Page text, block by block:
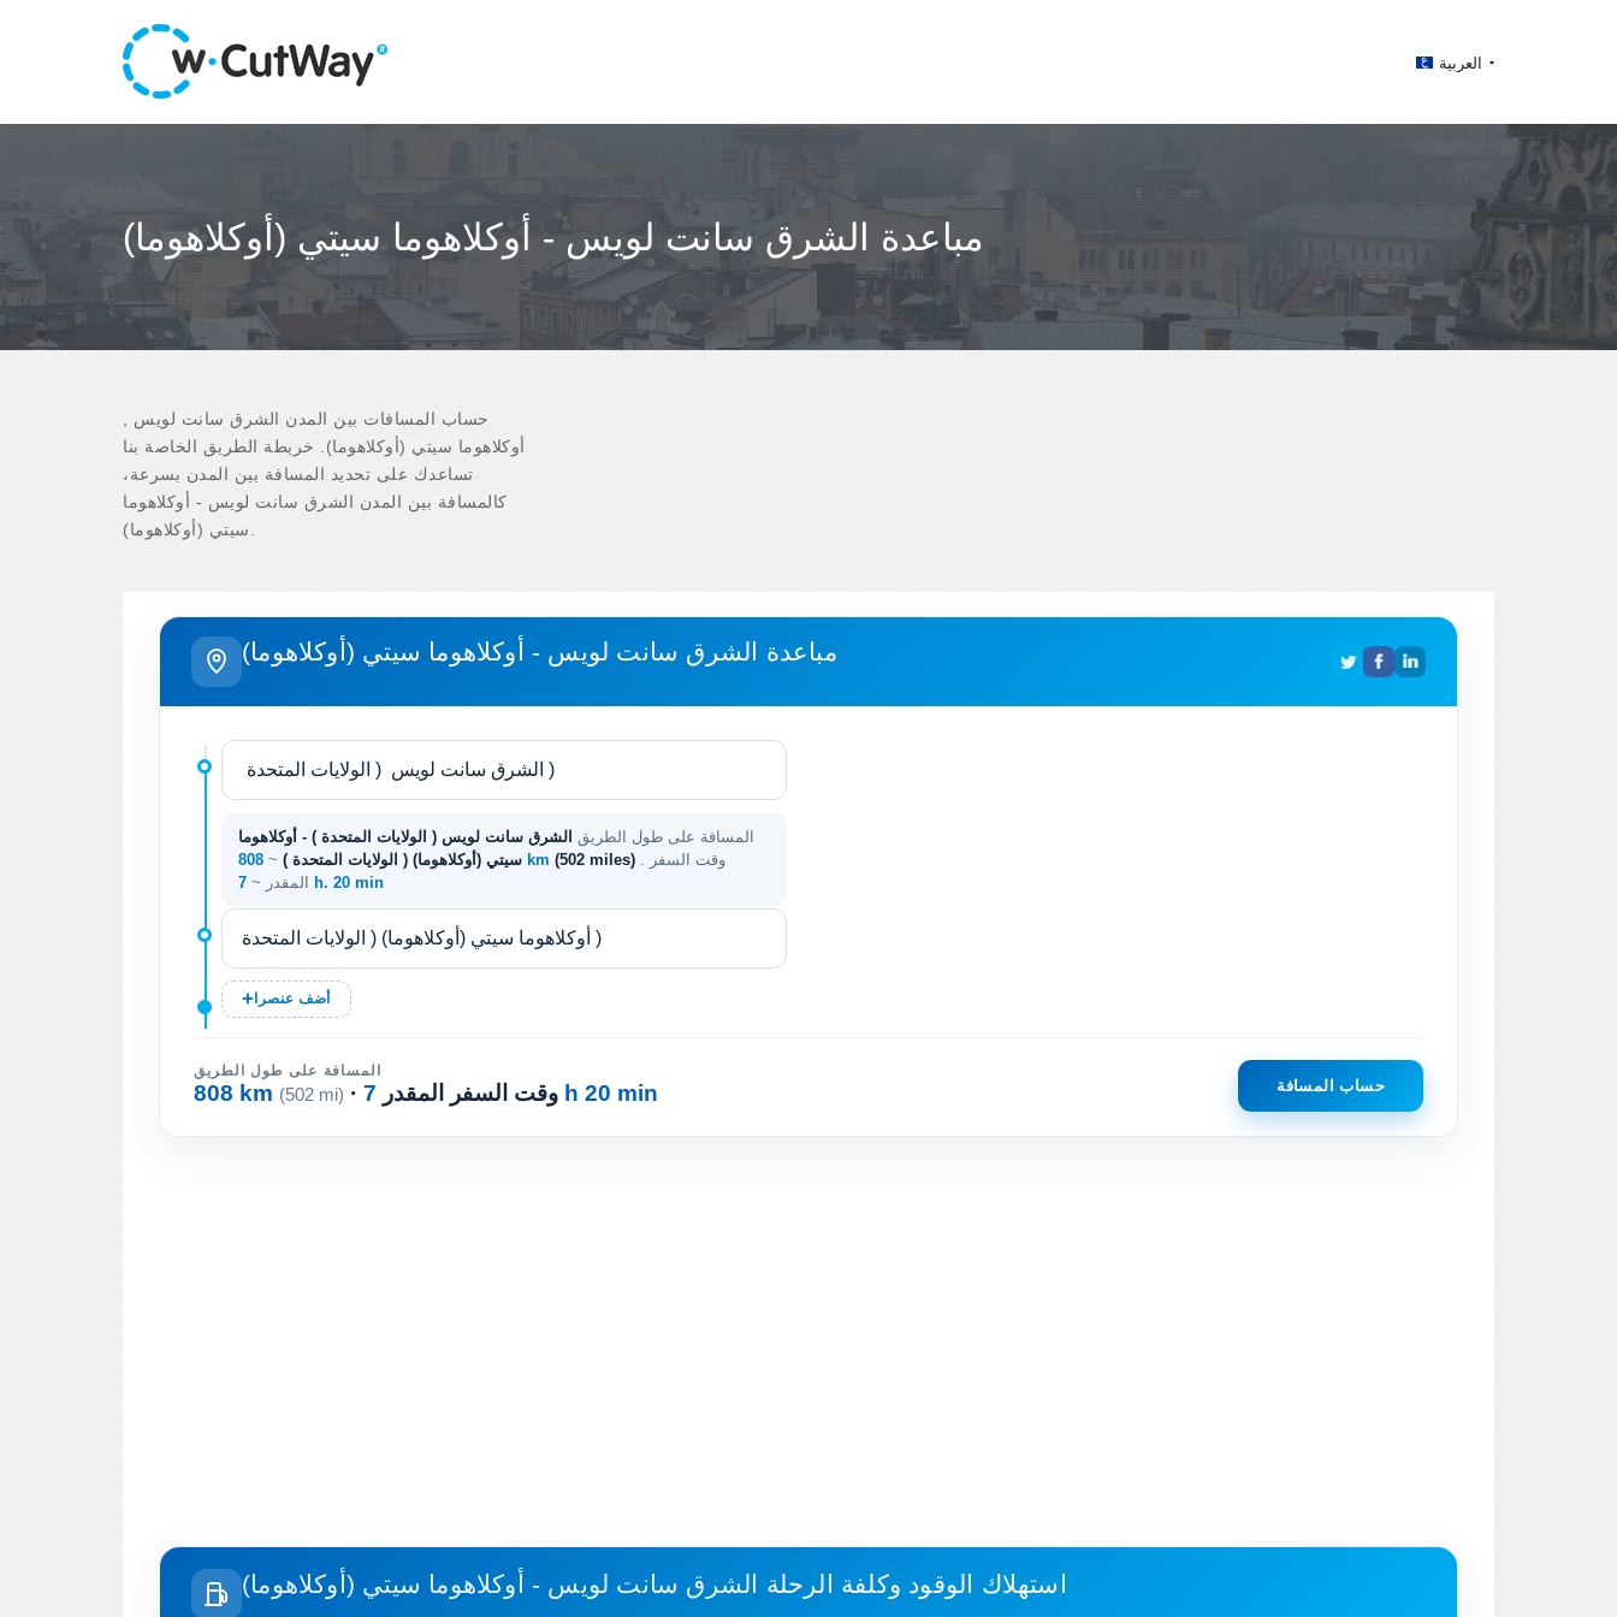
العربية
مباعدة الشرق سانت لويس - أوكلاهوما سيتي (أوكلاهوما)
حساب المسافات بين المدن الشرق سانت لويس ,
أوكلاهوما سيتي (أوكلاهوما). خريطة الطريق الخاصة بنا
تساعدك على تحديد المسافة بين المدن بسرعة،
كالمسافة بين المدن الشرق سانت لويس - أوكلاهوما
مباعدة الشرق سانت لويس - أوكلاهوما سيتي (أوكلاهوما)
المسافة على طول الطريق الشرق سانت لويس ( الولايات المتحدة ) - أوكلاهوما
سيتي (أوكلاهوما) ( الولايات المتحدة ) ~ 808 km (502 miles)
المقدر ~ 7 h. 20 min
أضف عنصرا
المسافة على طول الطريق
808 km (502 mi) · وقت السفر المقدر 7 h 20 min حساب المسافة
استهلاك الوقود وكلفة الرحلة الشرق سانت لويس - أوكلاهوما سيتي (أوكلاهوما)